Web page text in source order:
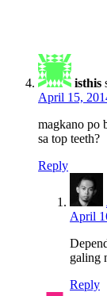
isthis
April 15,
magkano po
sa top teeth?
Reply
April
galing
Reply